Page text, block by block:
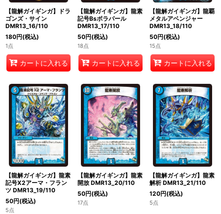
【龍解ガイギンガ】ドラ
ゴンズ・サイン
DMR13_16/110
180円(税込)
1点
カートに入れる
【龍解ガイギンガ】龍素
記号Bsボラパール
DMR13_17/110
50円(税込)
18点
カートに入れる
【龍解ガイギンガ】龍覇
メタルアベンジャー
DMR13_18/110
50円(税込)
15点
カートに入れる
【龍解ガイギンガ】龍素
記号X2アーマ・フラン
ツ DMR13_19/110
50円(税込)
5点
【龍解ガイギンガ】龍素
開放 DMR13_20/110
50円(税込)
17点
【龍解ガイギンガ】龍素
解析 DMR13_21/110
120円(税込)
5点